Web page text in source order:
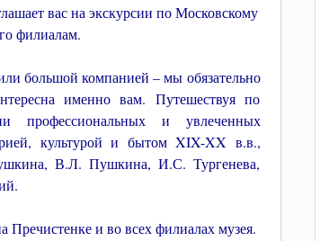
вас на экскурсии по Московскому
филиалам.
большой компанией – мы обязательно
именно вам. Путешествуя по
профессиональных и увлеченных
культурой и бытом XIX-XX в.в.,
В.Л. Пушкина, И.С. Тургенева,
Пречистенке и во всех филиалах музея.